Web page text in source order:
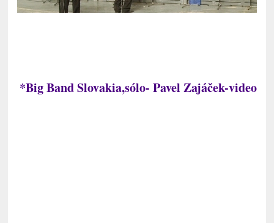
*Big Band Slovakia,sólo- Pavel Zajáček-video